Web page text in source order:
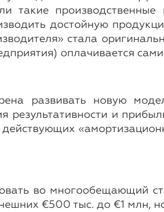
такие
достойную
стала
оплачивается
развивать новую
результативности и
во многообещающий
€500 тыс. до €1 млн,